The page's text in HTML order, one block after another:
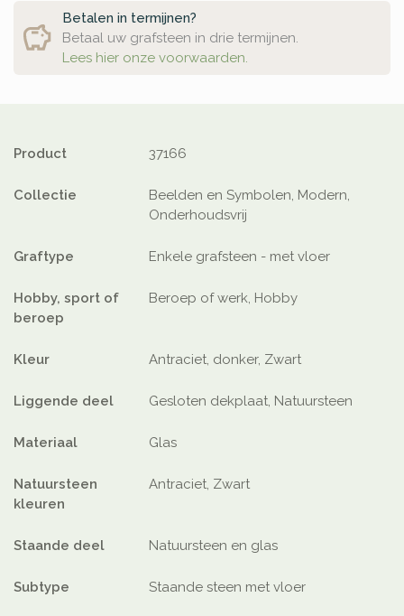
Betalen in termijnen?
Betaal uw grafsteen in drie termijnen.
Lees hier onze voorwaarden.
Product 37166
Collectie
Beelden en Symbolen, Modern,
Onderhoudsvrij
Graftype Enkele grafsteen - met vloer
Hobby, sport of
beroep
Beroep of werk, Hobby
Kleur Antraciet, donker, Zwart
Liggende deel Gesloten dekplaat, Natuursteen
Materiaal Glas
Natuursteen
kleuren
Antraciet, Zwart
Staande deel Natuursteen en glas
Subtype Staande steen met vloer